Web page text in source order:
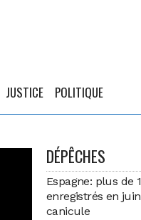
JUSTICE POLITIQUE
DÉPÊCHES
Espagne: plus de
enregistrés en
canicule